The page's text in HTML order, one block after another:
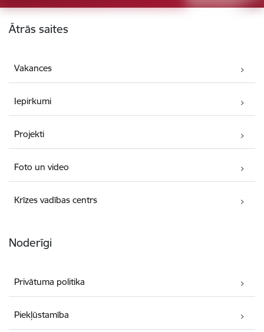
Kājene
Ātrās saites
Vakances
Iepirkumi
Projekti
Foto un video
Krīzes vadības centrs
Noderīgi
Privātuma politika
Piekļūstamība